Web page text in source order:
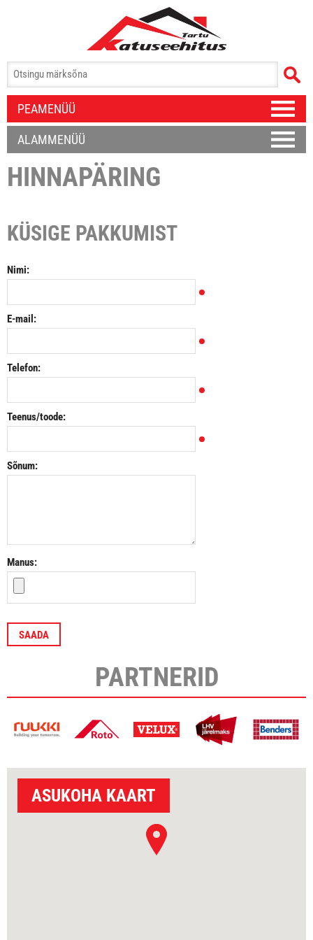
PEAMENÜÜ
ALAMMENÜÜ
HINNAPÄRING
KÜSIGE PAKKUMIST
Nimi:
E-mail:
Telefon:
Teenus/toode:
Sõnum:
Manus:
PARTNERID
ASUKOHA KAART